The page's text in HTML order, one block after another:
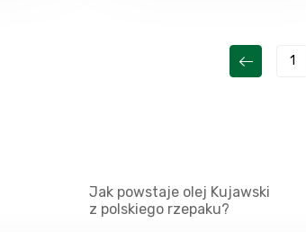
1
Jak powstaje olej Kujawski
z polskiego rzepaku?